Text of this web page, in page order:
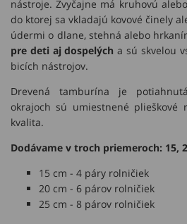
nástroje. Zvyčajne má kruhovú
do ktorej sa vkladajú kovové činely
údermi o dlane, stehná alebo
pre deti aj dospelých a sú skvelou
bicích nástrojov.
Drevená tamburína je
okrajoch sú umiestnené plieškové
kvalita.
Dodávame v troch priemeroch: 15,
15 cm - 4 páry rolničiek
20 cm - 6 párov rolničiek
25 cm - 8 párov rolničiek